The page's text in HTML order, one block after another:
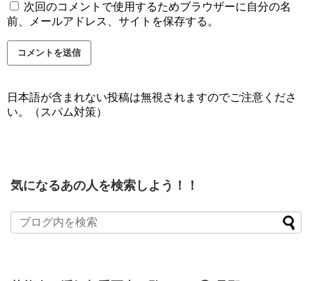
次回のコメントで使用するためブラウザーに自分の名
前、メールアドレス、サイトを保存する。
日本語が含まれない投稿は無視されますのでご注意くださ
い。（スパム対策）
気になるあの人を検索しよう！！